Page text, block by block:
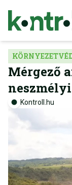
Mérgező
Kontroll.hu